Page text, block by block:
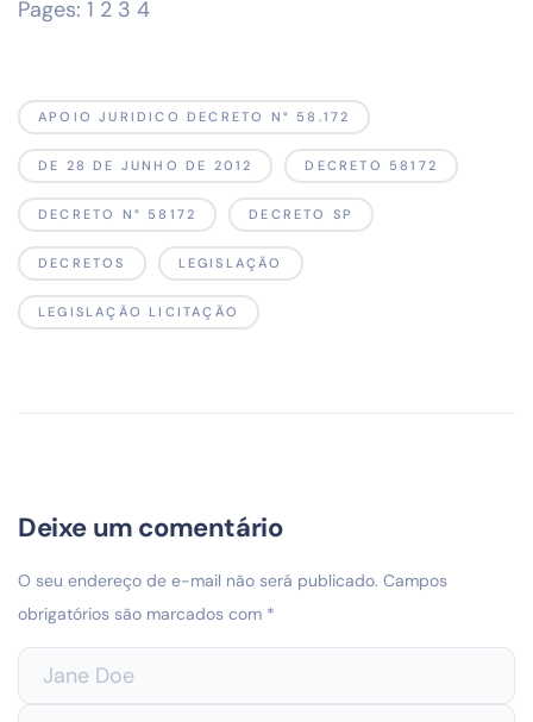
Pages: 1 2 3 4
APOIO JURIDICO DECRETO N° 58.172
DE 28 DE JUNHO DE 2012 DECRETO 58172
DECRETO N° 58172 DECRETO SP
DECRETOS LEGISLAÇÃO
LEGISLAÇÃO LICITAÇÃO
Deixe um comentário
O seu endereço de e-mail não será publicado. Campos
obrigatórios são marcados com *